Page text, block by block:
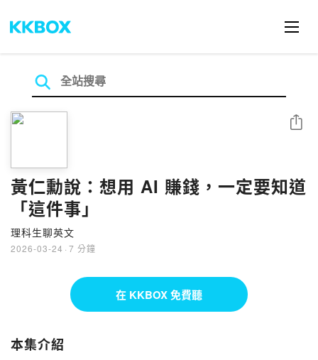
黃仁勳說：想用 AI 賺錢，一定要知道
「這件事」
理科生聊英文
2026-03-24 · 7 分鐘
分享
在 KKBOX 免費聽
本集介紹